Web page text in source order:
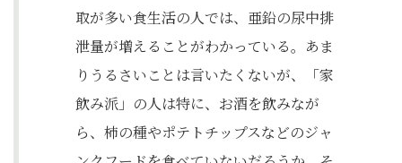
取が多い食生活の人では、亜鉛の尿中排
泄量が増えることがわかっている。あま
りうるさいことは言いたくないが、「家
飲み派」の人は特に、お酒を飲みなが
ら、柿の種やポテトチップスなどのジャ